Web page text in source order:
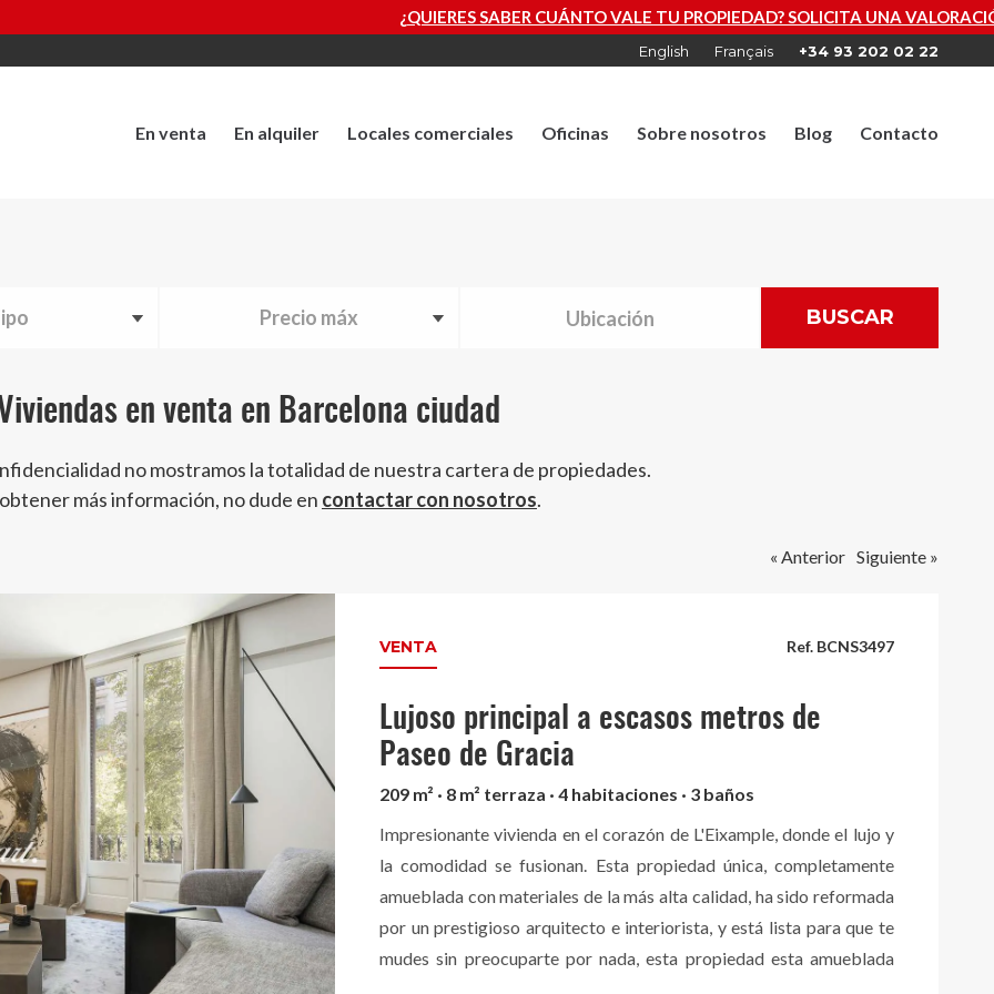
¿QUIERES SABER CUÁNTO VALE TU PROPIEDAD? SOLICITA UNA VALORACIÓN GRATUITA AHORA
English Français +34 93 202 02 22
En venta En alquiler Locales comerciales Oficinas Sobre nosotros Blog Contacto
Precio máx BUSCAR
en venta en Barcelona ciudad
no mostramos la totalidad de nuestra cartera de propiedades.
más información, no dude en contactar con nosotros.
« Anterior Siguiente »
Ref. BCNS3497
VENTA
Lujoso principal a escasos metros de
Paseo de Gracia
209 m² · 8 m² terraza · 4 habitaciones · 3 baños
Impresionante vivienda en el corazón de L'Eixample, donde el lujo y
la comodidad se fusionan. Esta propiedad única, completamente
amueblada con materiales de la más alta calidad, ha sido reformada
por un prestigioso arquitecto e interiorista, y está lista para que te
mudes sin preocuparte por nada, esta propiedad esta amueblada